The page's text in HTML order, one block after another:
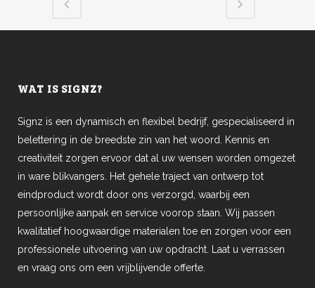
WAT IS SIGNZ?
Signz is een dynamisch en flexibel bedrijf, gespecialiseerd in
belettering in de breedste zin van het woord. Kennis en
creativiteit zorgen ervoor dat al uw wensen worden omgezet
in ware blikvangers. Het gehele traject van ontwerp tot
eindproduct wordt door ons verzorgd, waarbij een
persoonlijke aanpak en service voorop staan. Wij passen
kwalitatief hoogwaardige materialen toe en zorgen voor een
professionele uitvoering van uw opdracht. Laat u verrassen
en vraag ons om een vrijblijvende offerte.